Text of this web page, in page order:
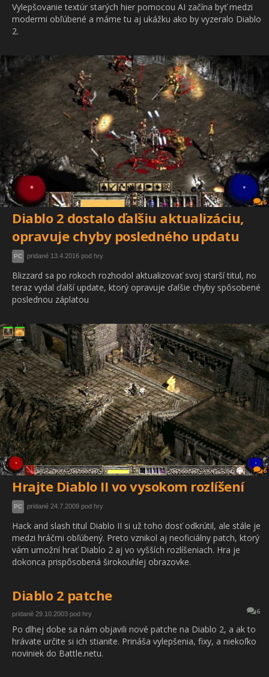
Vylepšovanie textúr starých hier pomocou AI začína byť medzi
modermi obľúbené a máme tu aj ukážku ako by vyzeralo Diablo
2.
6
Diablo 2 dostalo ďalšiu aktualizáciu,
opravuje chyby posledného updatu
PC pridané 13.4.2016 pod hry
Blizzard sa po rokoch rozhodol aktualizovať svoj starší titul, no
teraz vydal ďalší update, ktorý opravuje ďalšie chyby spôsobené
poslednou záplatou
6
Hrajte Diablo II vo vysokom rozlíšení
PC pridané 24.7.2009 pod hry
Hack and slash titul Diablo II si už toho dosť odkrútil, ale stále je
medzi hráčmi obľúbený. Preto vznikol aj neoficiálny patch, ktorý
vám umožní hrať Diablo 2 aj vo vyšších rozlíšeniach. Hra je
dokonca prispôsobená širokouhlej obrazovke.
Diablo 2 patche
6
pridané 29.10.2003 pod hry
Po dlhej dobe sa nám objavili nové patche na Diablo 2, a ak to
hrávate určite si ich stianite. Prináša vylepšenia, fixy, a niekoľko
noviniek do Battle.netu.